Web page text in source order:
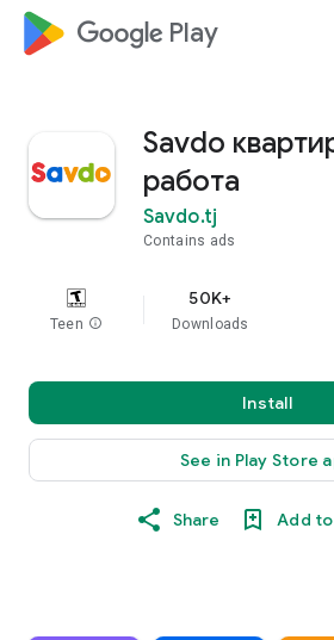
google_logo Play
Savdo
работа
Savdo.tj
Contains ads
Teen info
50K+
Downloads
Install
See in Play Store
Share Add